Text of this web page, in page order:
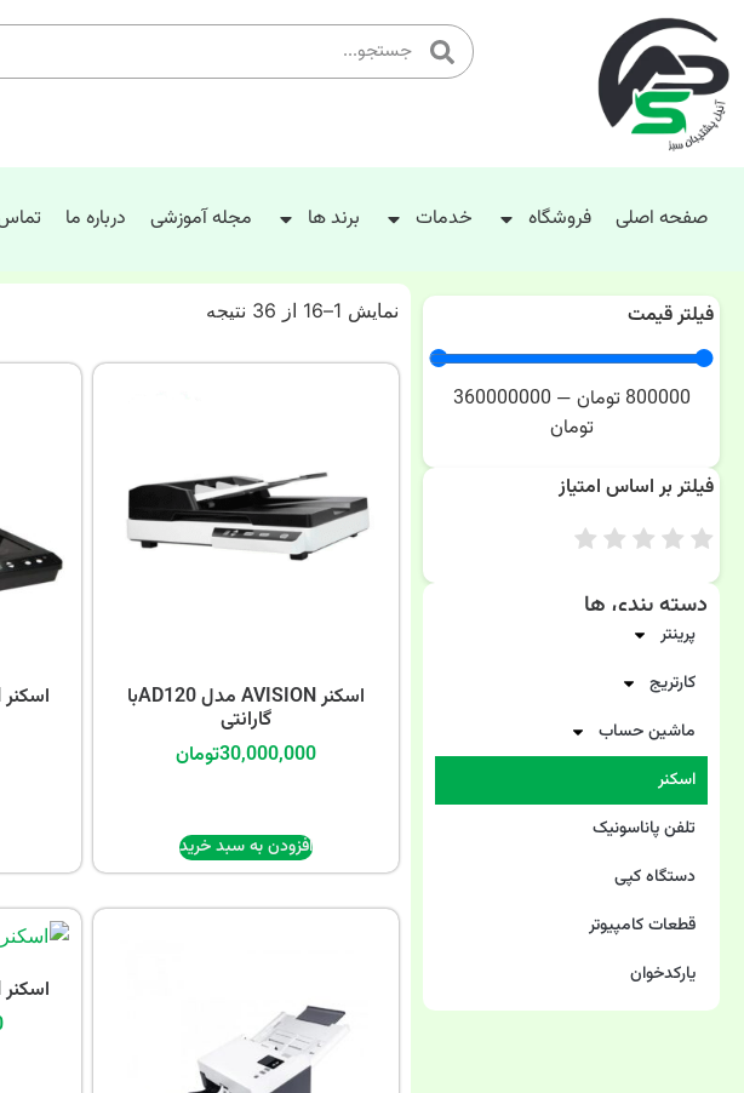
صفحه اصلی فروشگاه خدمات برند ها مجله آموزشی درباره ما
فیلتر قیمت
800000 تومان —
360000000
تومان
فیلتر بر اساس امتیاز
دسته بندی ها
پرینتر
کارتریج
ماشین حساب
اسکنر
تلفن پاناسونیک
دستگاه کپی
قطعات کامپیوتر
یارکدخوان
نمایش 1–16 از 36 نتیجه
اسکنر AVISION مدل AD120با
گارانتی
30,000,000تومان
افزودن به سبد خرید
اسکنر AVISION مدل AD360W